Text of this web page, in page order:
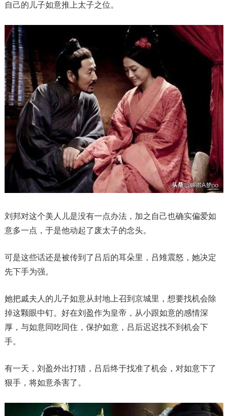
自己的儿子如意推上太子之位。
刘邦对这个美人儿是没有一点办法，加之自己也确实偏爱如
意多一点，于是他动起了废太子的念头。
可是这些话还是被传到了吕后的耳朵里，吕雉震怒，她决定
先下手为强。
她把戚夫人的儿子如意从封地上召到京城里，想要找机会除
掉这颗眼中钉。好在刘盈作为皇帝，从小跟如意的感情深
厚，与如意同吃同住，保护如意，吕后迟迟找不到机会下
手。
有一天，刘盈外出打猎，吕后终于找准了机会，对如意下了
狠手，将如意杀害了。